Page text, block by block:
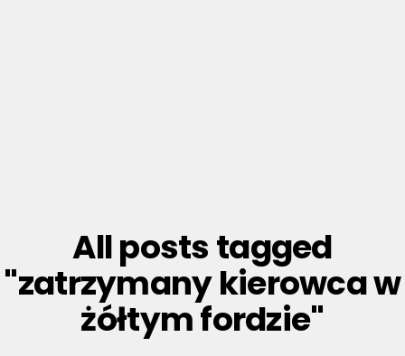
All posts tagged
"zatrzymany kierowca w
żółtym fordzie"